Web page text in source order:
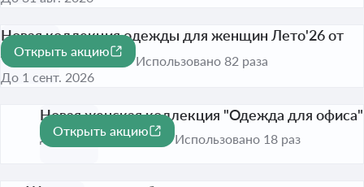
Новая коллекция одежды для женщин Лето'26 от
499 рублей
До 1 сент. 2026
Открыть акцию
Использовано 82 раза
Новая женская коллекция "Одежда для офиса"
До 16 авг. 2026
Открыть акцию
Использовано 18 раз